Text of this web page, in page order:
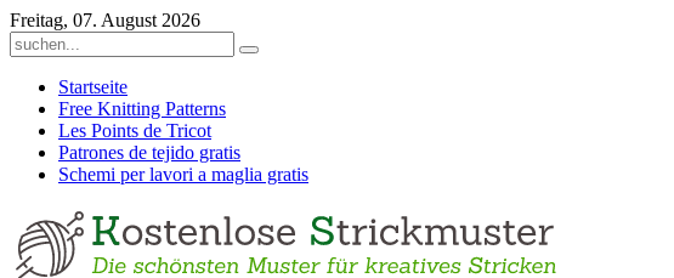
Freitag, 07. August 2026
Startseite
Free Knitting Patterns
Les Points de Tricot
Patrones de tejido gratis
Schemi per lavori a maglia gratis